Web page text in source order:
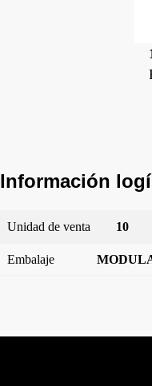
Información
Unidad de venta 10
Embalaje